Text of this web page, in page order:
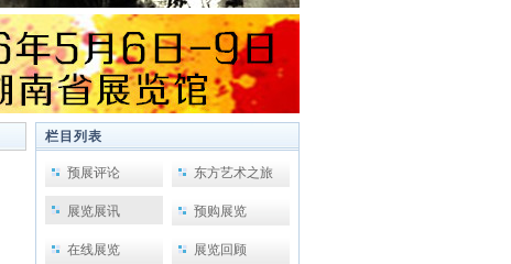
栏目列表
预展评论 东方艺术之旅
展览展讯 预购展览
在线展览 展览回顾